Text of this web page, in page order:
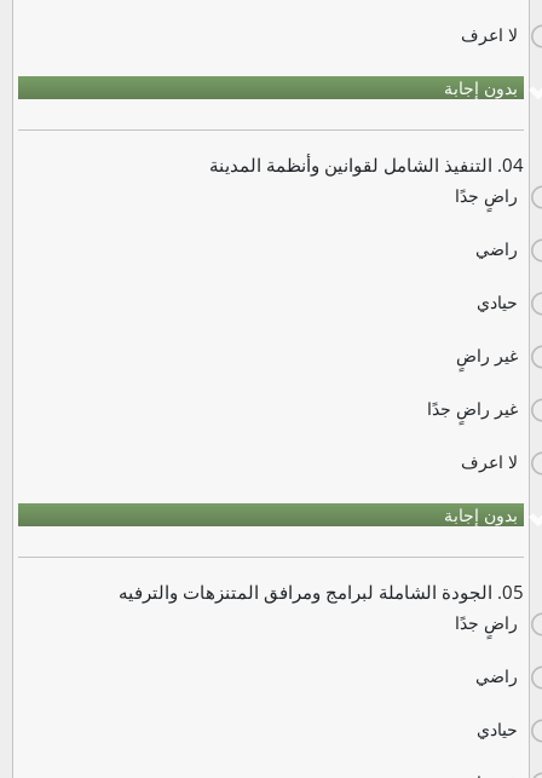
لا اعرف
بدون إجابة
04. التنفيذ الشامل لقوانين وأنظمة المدينة
راضٍ جدًا
راضي
حيادي
غير راضٍ
غير راضٍ جدًا
لا اعرف
بدون إجابة
05. الجودة الشاملة لبرامج ومرافق المتنزهات والترفيه
راضٍ جدًا
راضي
حيادي